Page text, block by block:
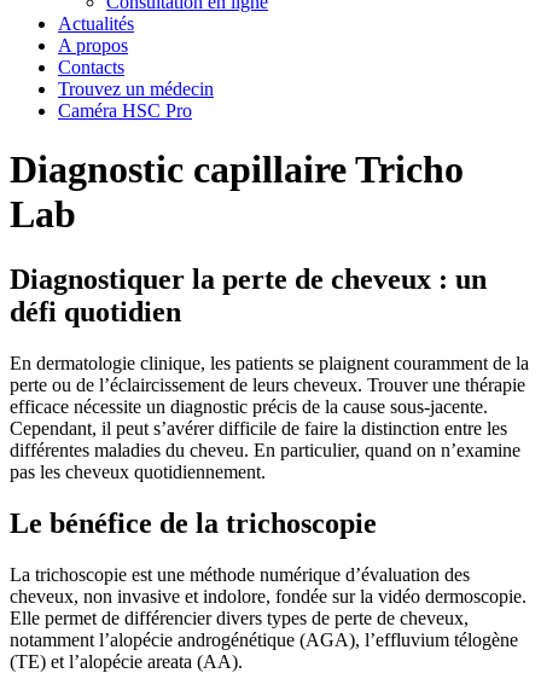
Actualités
A propos
Contacts
Trouvez un médecin
Caméra HSC Pro
Diagnostic capillaire Tricho
Lab
Diagnostiquer la perte de cheveux : un
défi quotidien
En dermatologie clinique, les patients se plaignent couramment de la
perte ou de l’éclaircissement de leurs cheveux. Trouver une thérapie
efficace nécessite un diagnostic précis de la cause sous-jacente.
Cependant, il peut s’avérer difficile de faire la distinction entre les
différentes maladies du cheveu. En particulier, quand on n’examine
pas les cheveux quotidiennement.
Le bénéfice de la trichoscopie
La trichoscopie est une méthode numérique d’évaluation des
cheveux, non invasive et indolore, fondée sur la vidéo dermoscopie.
Elle permet de différencier divers types de perte de cheveux,
notamment l’alopécie androgénétique (AGA), l’effluvium télogène
(TE) et l’alopécie areata (AA).